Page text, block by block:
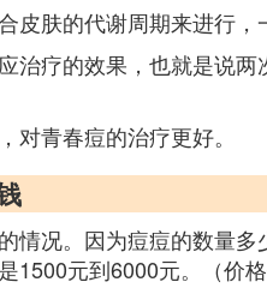
肤的代谢周期来进行
治疗的效果，也就是说
青春痘的治疗更好。
情况。因为痘痘的数量
元到6000元。（价格